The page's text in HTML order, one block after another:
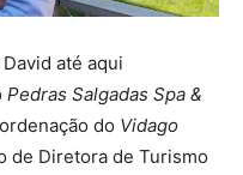
até aqui
Pedras Salgadas Spa &
do Vidago
de Diretora de Turismo